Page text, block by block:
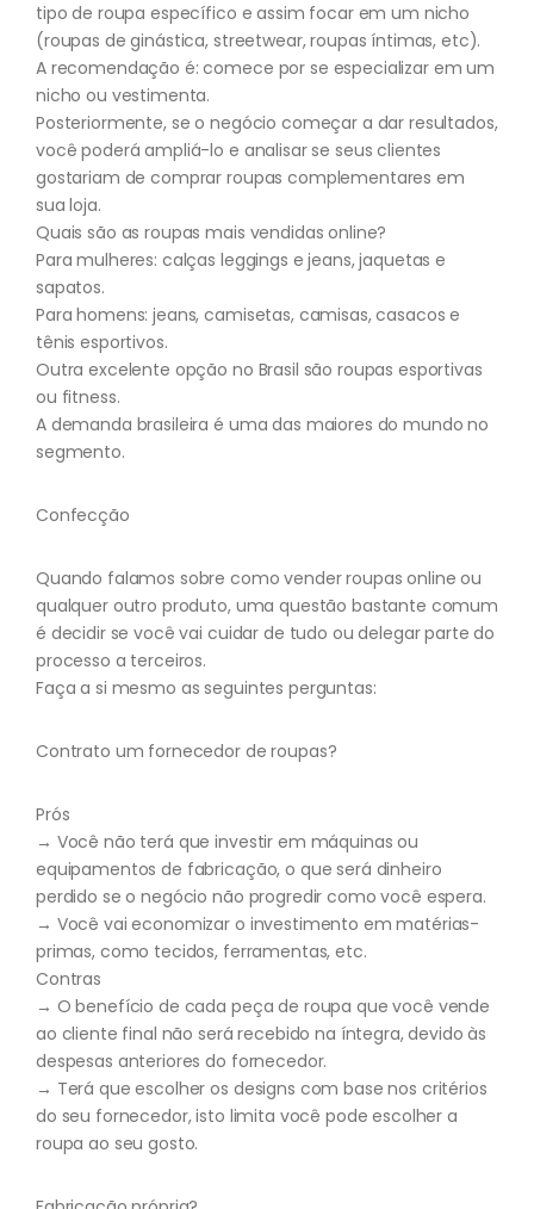
tipo de roupa específico e assim focar em um nicho
(roupas de ginástica, streetwear, roupas íntimas, etc).
A recomendação é: comece por se especializar em um
nicho ou vestimenta.
Posteriormente, se o negócio começar a dar resultados,
você poderá ampliá-lo e analisar se seus clientes
gostariam de comprar roupas complementares em
sua loja.
Quais são as roupas mais vendidas online?
Para mulheres: calças leggings e jeans, jaquetas e
sapatos.
Para homens: jeans, camisetas, camisas, casacos e
tênis esportivos.
Outra excelente opção no Brasil são roupas esportivas
ou fitness.
A demanda brasileira é uma das maiores do mundo no
segmento.
Confecção
Quando falamos sobre como vender roupas online ou
qualquer outro produto, uma questão bastante comum
é decidir se você vai cuidar de tudo ou delegar parte do
processo a terceiros.
Faça a si mesmo as seguintes perguntas:
Contrato um fornecedor de roupas?
Prós
→ Você não terá que investir em máquinas ou
equipamentos de fabricação, o que será dinheiro
perdido se o negócio não progredir como você espera.
→ Você vai economizar o investimento em matérias-
primas, como tecidos, ferramentas, etc.
Contras
→ O benefício de cada peça de roupa que você vende
ao cliente final não será recebido na íntegra, devido às
despesas anteriores do fornecedor.
→ Terá que escolher os designs com base nos critérios
do seu fornecedor, isto limita você pode escolher a
roupa ao seu gosto.